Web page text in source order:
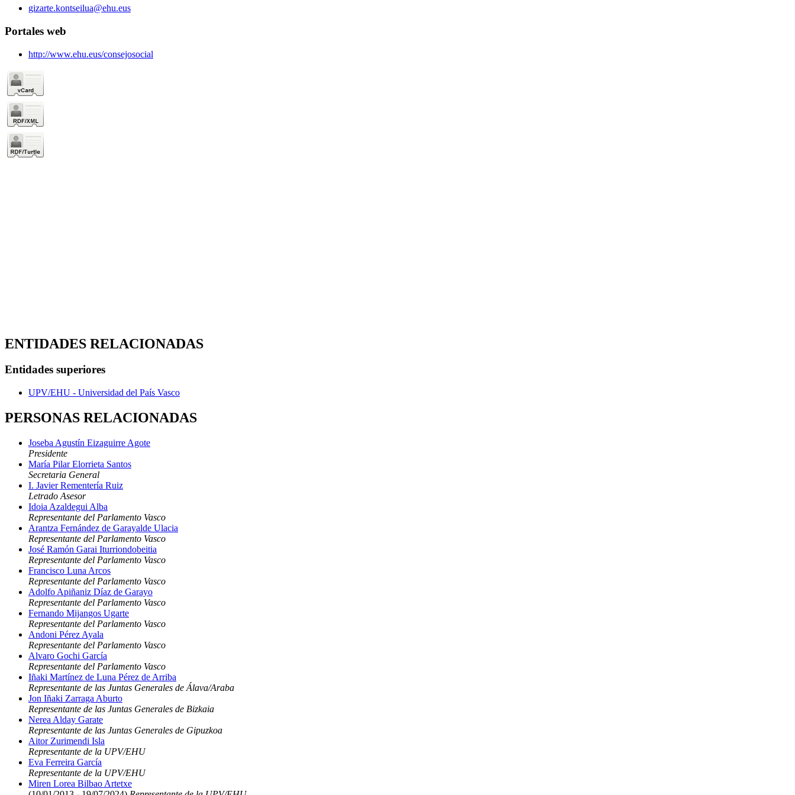
gizarte.kontseilua@ehu.eus
Portales web
http://www.ehu.eus/consejosocial
ENTIDADES RELACIONADAS
Entidades superiores
UPV/EHU - Universidad del País Vasco
PERSONAS RELACIONADAS
Joseba Agustín Eizaguirre Agote
Presidente
María Pilar Elorrieta Santos
Secretaria General
I. Javier Rementería Ruiz
Letrado Asesor
Idoia Azaldegui Alba
Representante del Parlamento Vasco
Arantza Fernández de Garayalde Ulacia
Representante del Parlamento Vasco
José Ramón Garai Iturriondobeitia
Representante del Parlamento Vasco
Francisco Luna Arcos
Representante del Parlamento Vasco
Adolfo Apiñaniz Díaz de Garayo
Representante del Parlamento Vasco
Fernando Mijangos Ugarte
Representante del Parlamento Vasco
Andoni Pérez Ayala
Representante del Parlamento Vasco
Alvaro Gochi García
Representante del Parlamento Vasco
Iñaki Martínez de Luna Pérez de Arriba
Representante de las Juntas Generales de Álava/Araba
Jon Iñaki Zarraga Aburto
Representante de las Juntas Generales de Bizkaia
Nerea Alday Garate
Representante de las Juntas Generales de Gipuzkoa
Aitor Zurimendi Isla
Representante de la UPV/EHU
Eva Ferreira García
Representante de la UPV/EHU
Miren Lorea Bilbao Artetxe